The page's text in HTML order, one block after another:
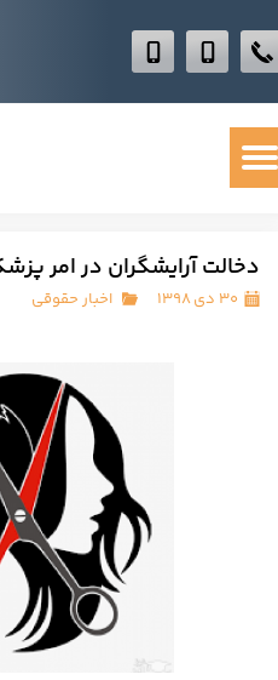
دخالت آرایشگران در امر
۳۰ دی ۱۳۹۸ اخبار حقوقی